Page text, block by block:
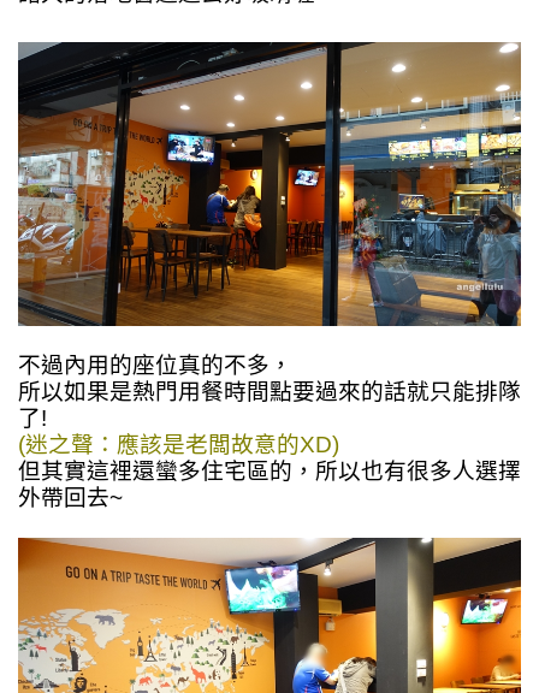
不過內用的座位真的不多，
所以如果是熱門用餐時間點要過來的話就只能排隊
了!
(迷之聲：應該是老闆故意的XD)
但其實這裡還蠻多住宅區的，所以也有很多人選擇
外帶回去~